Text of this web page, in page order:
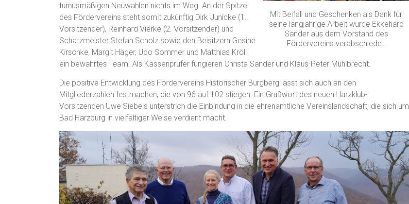
Mit Beifall und Geschenken als Dank für
seine langjährige Arbeit wurde Ekkehard
Sander aus dem Vorstand des
Fördervereins verabschiedet.
turnusmäßigen Neuwahlen nichts im Weg. An der Spitze
des Fördervereins steht somit zukünftig Dirk Junicke (1.
Vorsitzender), Reinhard Vierke (2. Vorsitzender) und
Schatzmeister Stefan Scholz sowie den Beisitzern Gesine
Kirschke, Margit Häger, Udo Sommer und Matthias Kröll
ein bewährtes Team. Als Kassenprüfer fungieren Christa Sander und Klaus-Peter Mühlbrecht.
Die positive Entwicklung des Fördervereins Historischer Burgberg lässt sich auch an den
Mitgliederzahlen festmachen, die von 96 auf 102 stiegen. Ein Grußwort des neuen Harzklub-
Vorsitzenden Uwe Siebels unterstrich die Einbindung in die ehrenamtliche Vereinslandschaft, die sich um
Bad Harzburg in vielfältiger Weise verdient macht.